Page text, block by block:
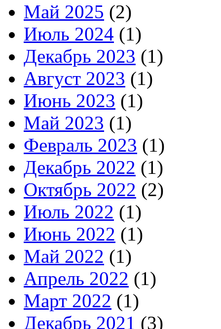
Май 2025 (2)
Июль 2024 (1)
Декабрь 2023 (1)
Август 2023 (1)
Июнь 2023 (1)
Май 2023 (1)
Февраль 2023 (1)
Декабрь 2022 (1)
Октябрь 2022 (2)
Июль 2022 (1)
Июнь 2022 (1)
Май 2022 (1)
Апрель 2022 (1)
Март 2022 (1)
Декабрь 2021 (3)